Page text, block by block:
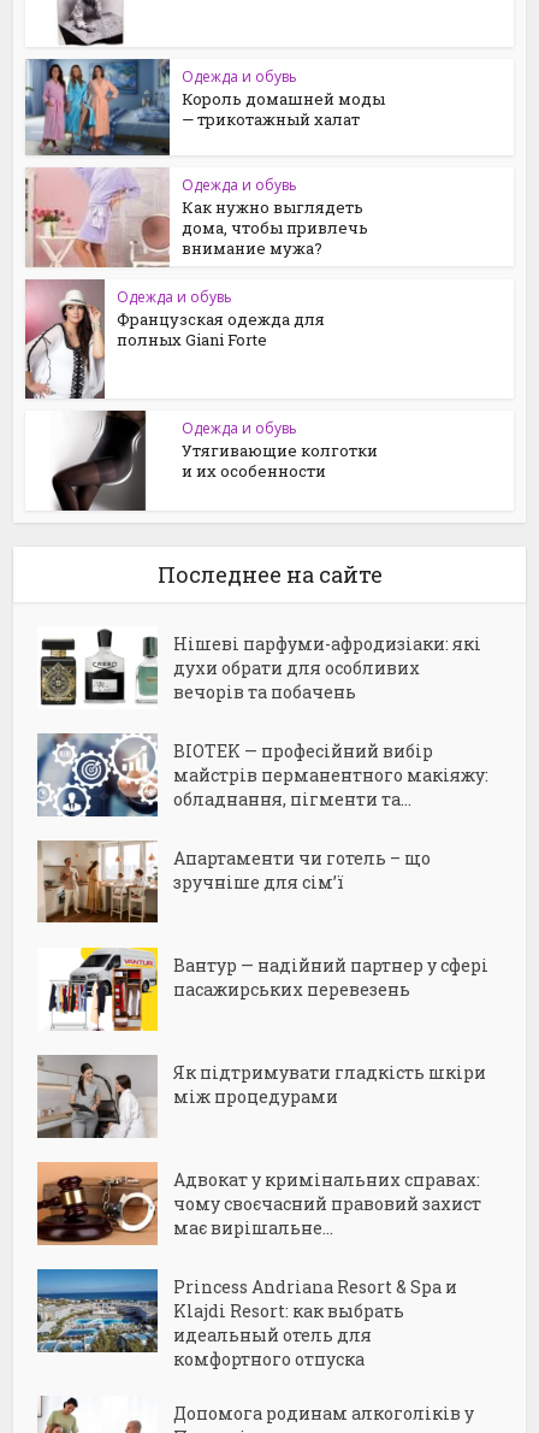
Одежда и обувь
Король домашней моды
— трикотажный халат
Одежда и обувь
Как нужно выглядеть
дома, чтобы привлечь
внимание мужа?
Одежда и обувь
Французская одежда для
полных Giani Forte
Одежда и обувь
Утягивающие колготки
и их особенности
Последнее на сайте
Нішеві парфуми-афродизіаки: які
духи обрати для особливих
вечорів та побачень
BIOTEK — професійний вибір
майстрів перманентного макіяжу:
обладнання, пігменти та...
Апартаменти чи готель – що
зручніше для сім’ї
Вантур — надійний партнер у сфері
пасажирських перевезень
Як підтримувати гладкість шкіри
між процедурами
Адвокат у кримінальних справах:
чому своєчасний правовий захист
має вирішальне...
Princess Andriana Resort & Spa и
Klajdi Resort: как выбрать
идеальный отель для
комфортного отпуска
Допомога родинам алкоголіків у